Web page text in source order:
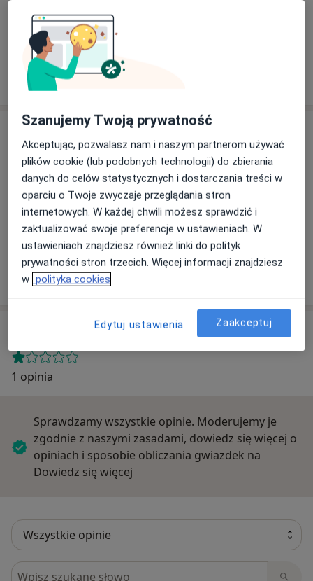
dr n. med. Aleksandra Kamenczak
Internista, Lekarz medycyny pracy
7 opinii
Adres
Powiększ mapę
Kopalnia Soli Wieliczka Podziemny Ośrodek
Rehabilitacyjno-Leczniczy
Kingi 6, 32-020 Wieliczka
Opinie o specjalistach (1)
1 opinia
Sprawdzamy wszystkie opinie. Moderujemy je
zgodnie z naszymi zasadami, dowiedz się więcej o
opiniach i sposobie obliczania gwiazdek na
Dowiedz się więcej
Szukaj w opiniach
Szanujemy Twoją prywatność
Akceptując, pozwalasz nam i naszym partnerom używać
plików cookie (lub podobnych technologii) do zbierania
danych do celów statystycznych i dostarczania treści w
oparciu o Twoje zwyczaje przeglądania stron
internetowych. W każdej chwili możesz sprawdzić i
zaktualizować swoje preferencje w ustawieniach. W
ustawieniach znajdziesz również linki do polityk
prywatności stron trzecich. Więcej informacji znajdziesz
w polityka cookies
Edytuj ustawienia Zaakceptuj